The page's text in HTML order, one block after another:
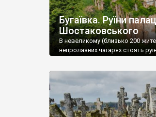
Бугаївка. Руїни
Шостаковського
В невеликому (близько 200
непролазних чагарях стоять
потім клуб, ще пізніше –
століття тут розмістили
палацу виїхала лікарня – ми